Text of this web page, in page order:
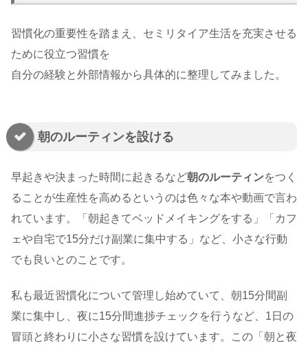
習慣化の重要性を踏まえ、セミリタイア生活を充実させる
ために役立つ習慣を
自分の経験と外部情報から具体的に整理してみました。
朝のルーティンを設ける
早起きや決まった時間に起きるなど朝のルーティンをつく
ることが生産性を高めるというのは色々な本や動画で言わ
れています。「朝起きてベッドメイキングをする」「カフ
ェや自宅で15分だけ副業に集中する」など、小さな行動
でも良いとのことです。
私も最近習慣化について管理し始めていて、朝15分間副
業に集中し、夜に15分間進捗チェックを行うなど、1日の
冒頭と終わりに小さな習慣を設けています。この「朝と夜